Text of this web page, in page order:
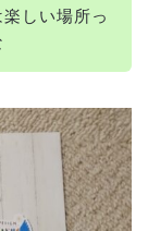
しい場所っ